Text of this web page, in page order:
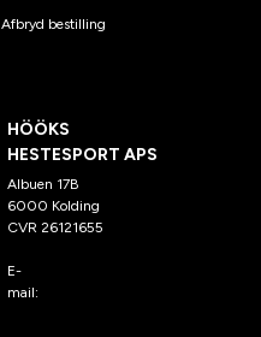
Afbryd bestilling
HÖÖKS
HESTESPORT APS
Albuen 17B
6000 Kolding
CVR 26121655
E-
mail: